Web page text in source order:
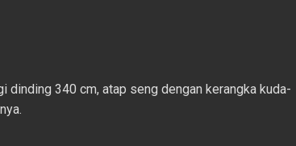
dinding 340 cm, atap seng dengan kerangka kuda-